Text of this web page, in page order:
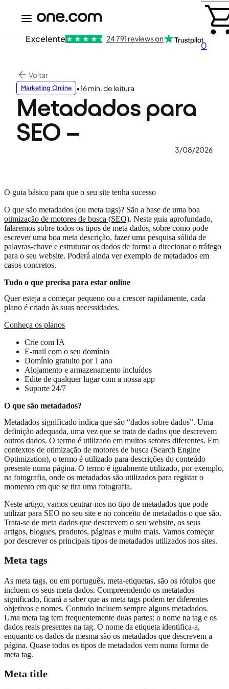
0
Excelente 24 791 reviews on
Voltar
Marketing Online •16 min. de leitura
Metadados para
SEO –
3/08/2026
O guia básico para que o seu site tenha sucesso
O que são metadados (ou meta tags)? São a base de uma boa
otimização de motores de busca (SEO). Neste guia aprofundado,
falaremos sobre todos os tipos de meta dados, sobre como pode
escrever uma boa meta descrição, fazer uma pesquisa sólida de
palavras-chave e estruturar os dados de forma a direcionar o tráfego
para o seu website. Poderá ainda ver exemplo de metadados em
casos concretos.
Tudo o que precisa para estar online
Quer esteja a começar pequeno ou a crescer rapidamente, cada
plano é criado às suas necessidades.
Conheça os planos
Crie com IA
E-mail com o seu domínio
Domínio gratuito por 1 ano
Alojamento e armazenamento incluídos
Edite de qualquer lugar com a nossa app
Suporte 24/7
O que são metadados?
Metadados significado indica que são “dados sobre dados”. Uma
definição adequada, uma vez que se trata de dados que descrevem
outros dados. O termo é utilizado em muitos setores diferentes. Em
contextos de otimização de motores de busca (Search Engine
Optimization), o termo é utilizado para descrições do conteúdo
presente numa página. O termo é igualmente utilizado, por exemplo,
na fotografia, onde os metadados são utilizados para registar o
momento em que se tira uma fotografia.
Neste artigo, vamos centrar-nos no tipo de metadados que pode
utilizar para SEO no seu site e no conceito de metadados o que são.
Trata-se de meta dados que descrevem o seu website, os seus
artigos, blogues, produtos, páginas e muito mais. Vamos começar
por descrever os principais tipos de metadados utilizados nos sites.
Meta tags
As meta tags, ou em português, meta-etiquetas, são os rótulos que
incluem os seus meta dados. Compreendendo os metatados
significado, ficará a saber que as meta tags podem ter diferentes
objetivos e nomes. Contudo incluem sempre alguns metadados.
Uma meta tag tem frequentemente duas partes: o nome na tag e os
dados reais presentes na tag. O nome da etiqueta identifica-a,
enquanto os dados da mesma são os metadados que descrevem a
página. Quase todos os tipos de metadados vem numa forma de
meta tag.
Meta title